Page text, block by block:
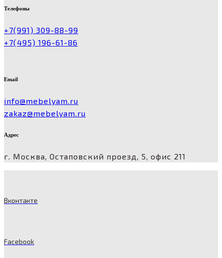
Телефоны
+7(991) 309-88-99
+7(495) 196-61-86
Email
info@mebelyam.ru
zakaz@mebelyam.ru
Адрес
г. Москва, Остаповский проезд, 5, офис 211
Вконтакте
Facebook